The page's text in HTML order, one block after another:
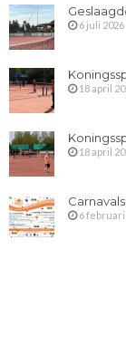
6 juli 2026
18 april
18 april
6 februari